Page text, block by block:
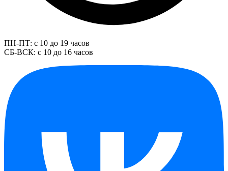
ПН-ПТ: с 10 до 19 часов
СБ-ВСК: с 10 до 16 часов